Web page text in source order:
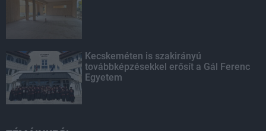
Kecskeméten is szakirányú
továbbképzésekkel erősít a Gál Ferenc
Egyetem